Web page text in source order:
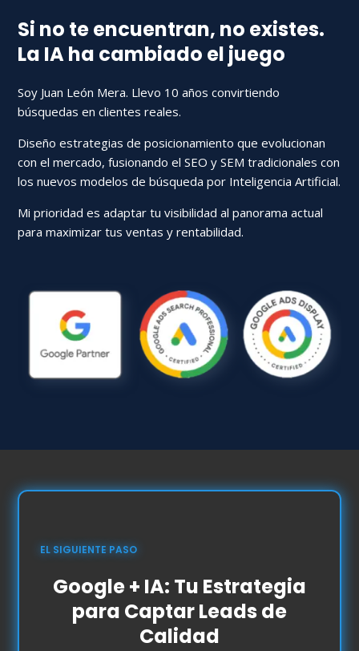
Si no te encuentran, no existes.
La IA ha cambiado el juego
Soy Juan León Mera. Llevo 10 años convirtiendo
búsquedas en clientes reales.
Diseño estrategias de posicionamiento que evolucionan
con el mercado, fusionando el SEO y SEM tradicionales con
los nuevos modelos de búsqueda por Inteligencia Artificial.
Mi prioridad es adaptar tu visibilidad al panorama actual
para maximizar tus ventas y rentabilidad.
EL SIGUIENTE PASO
Google + IA: Tu Estrategia
para Captar Leads de
Calidad